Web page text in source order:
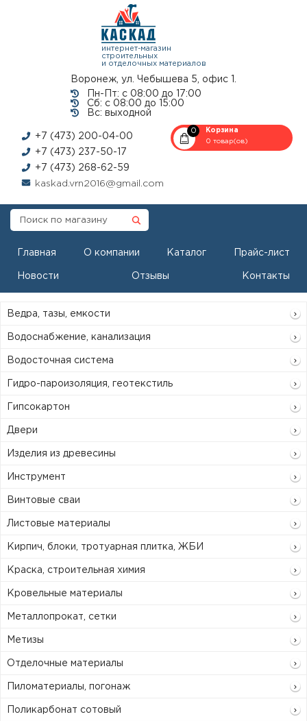
интернет-магазин
строительных
и отделочных материалов
Воронеж, ул. Чебышева 5, офис 1.
Пн-Пт: с 08:00 до 17:00
Сб: с 08:00 до 15:00
Вс: выходной
+7 (473) 200-04-00
+7 (473) 237-50-17
+7 (473) 268-62-59
kaskad.vrn2016@gmail.com
0
Корзина
0 товар(ов)
Главная О компании Каталог Прайс-лист
Новости Отзывы Контакты
Ведра, тазы, емкости
Водоснабжение, канализация
Водосточная система
Гидро-пароизоляция, геотекстиль
Гипсокартон
Двери
Изделия из древесины
Инструмент
Винтовые сваи
Листовые материалы
Кирпич, блоки, тротуарная плитка, ЖБИ
Краска, строительная химия
Кровельные материалы
Металлопрокат, сетки
Метизы
Отделочные материалы
Пиломатериалы, погонаж
Поликарбонат сотовый